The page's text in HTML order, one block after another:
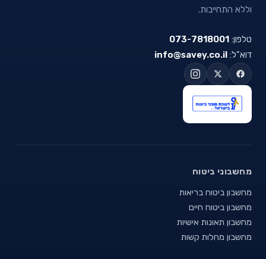
וללא התחייבות.
טלפון: 073-7818001
דוא"ל: info@savey.co.il
מחשבוני ביטוח
מחשבון ביטוח בריאות
מחשבון ביטוח חיים
מחשבון תאונות אישיות
מחשבון מחלות קשות